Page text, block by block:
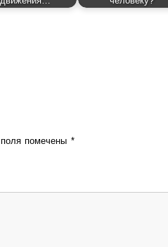
помечены *